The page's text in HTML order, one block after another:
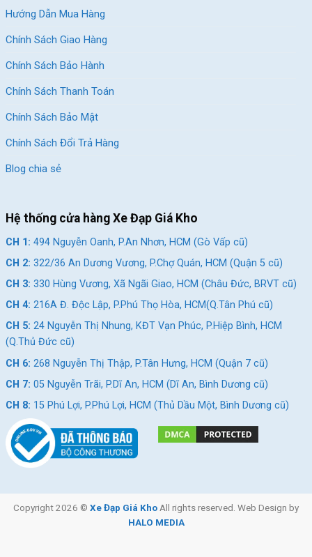
Hướng Dẫn Mua Hàng
Chính Sách Giao Hàng
Chính Sách Bảo Hành
Chính Sách Thanh Toán
Chính Sách Bảo Mật
Chính Sách Đổi Trả Hàng
Blog chia sẻ
Hệ thống cửa hàng Xe Đạp Giá Kho
CH 1: 494 Nguyễn Oanh, P.An Nhơn, HCM (Gò Vấp cũ)
CH 2: 322/36 An Dương Vương, P.Chợ Quán, HCM (Quận 5 cũ)
CH 3: 330 Hùng Vương, Xã Ngãi Giao, HCM (Châu Đức, BRVT cũ)
CH 4: 216A Đ. Độc Lập, P.Phú Thọ Hòa, HCM(Q.Tân Phú cũ)
CH 5: 24 Nguyễn Thị Nhung, KĐT Vạn Phúc, P.Hiệp Bình, HCM
(Q.Thủ Đức cũ)
CH 6: 268 Nguyễn Thị Thập, P.Tân Hưng, HCM (Quận 7 cũ)
CH 7: 05 Nguyễn Trãi, P.Dĩ An, HCM (Dĩ An, Bình Dương cũ)
CH 8: 15 Phú Lợi, P.Phú Lợi, HCM (Thủ Dầu Một, Bình Dương cũ)
Copyright 2026 © Xe Đạp Giá KhoAll rights reserved. Web Design by
HALO MEDIA